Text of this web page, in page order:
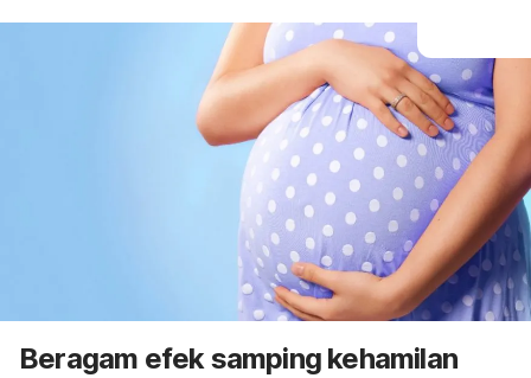
Beragam efek samping kehamilan